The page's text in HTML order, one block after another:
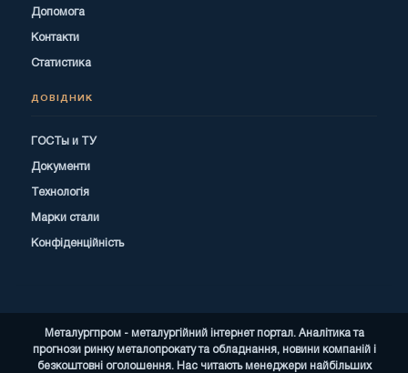
Допомога
Контакти
Статистика
ДОВІДНИК
ГОСТы и ТУ
Документи
Технологія
Марки стали
Конфіденційність
Металургпром - металургійний інтернет портал. Аналітика та
прогнози ринку металопрокату та обладнання, новини компаній і
безкоштовні оголошення. Нас читають менеджери найбільших